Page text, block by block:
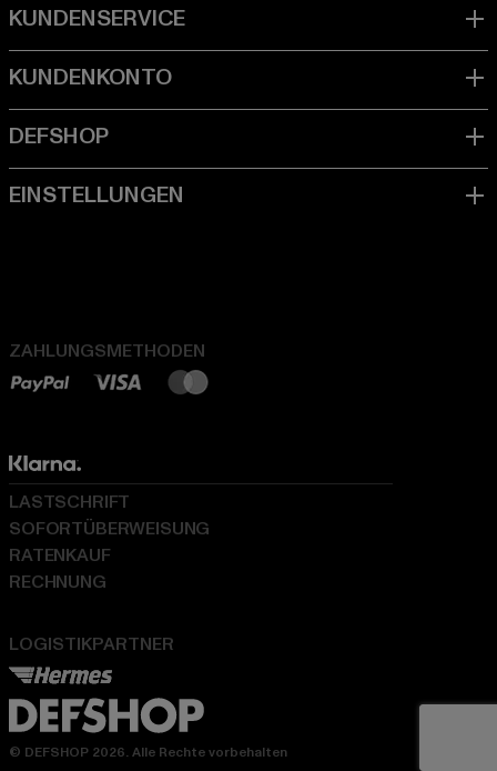
ZAHLUNGSMETHODEN
LOGISTIKPARTNER
LASTSCHRIFT
SOFORTÜBERWEISUNG
RATENKAUF
RECHNUNG
© DEFSHOP 2026. Alle Rechte vorbehalten